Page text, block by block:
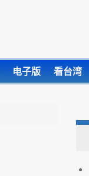
电子版 看台湾